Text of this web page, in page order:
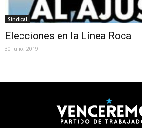
Sindical
Elecciones en la Línea Roca
30 julio, 2019